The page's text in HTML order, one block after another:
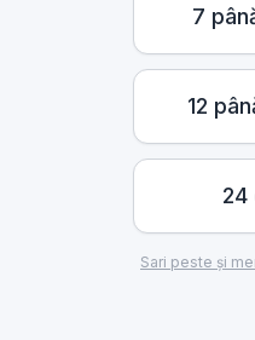
7
12
24
Sari peste și